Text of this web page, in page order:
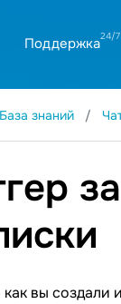
Поддержка
База знаний
вы создали